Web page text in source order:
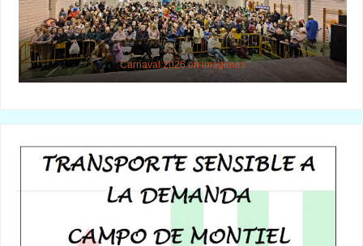
Carnaval 2026 en imágenes